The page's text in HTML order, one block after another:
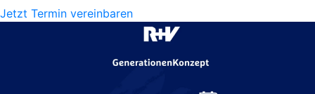
Jetzt Termin vereinbaren